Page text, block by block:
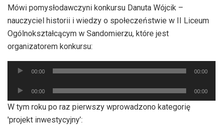
Mówi pomysłodawczyni konkursu Danuta Wójcik –
nauczyciel historii i wiedzy o społeczeństwie w II Liceum
Ogólnokształcącym w Sandomierzu, które jest
organizatorem konkursu:
Odtwarzacz
dźwiękowych
00:00 00:00
Odtwarzacz
plików
dźwiękowych
00:00 00:00
W tym roku po raz pierwszy wprowadzono kategorię
'projekt inwestycyjny’: